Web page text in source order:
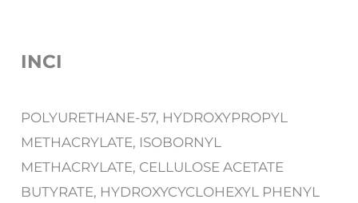
INCI
POLYURETHANE-57, HYDROXYPROPYL
METHACRYLATE, ISOBORNYL
METHACRYLATE, CELLULOSE ACETATE
BUTYRATE, HYDROXYCYCLOHEXYL PHENYL